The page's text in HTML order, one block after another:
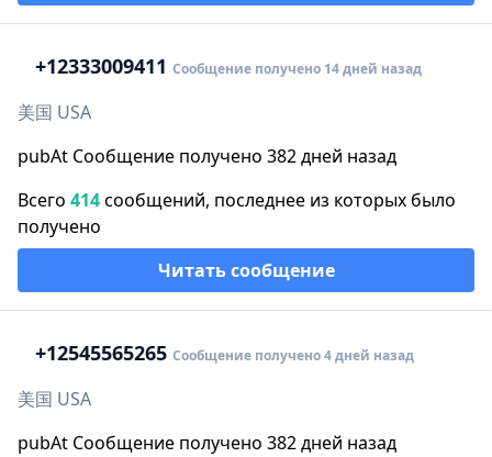
+12333009411 Сообщение получено 14 дней назад
美国 USA
pubAt Сообщение получено 382 дней назад
Всего 414сообщений, последнее из которых было
получено
Читать сообщение
+12545565265 Сообщение получено 4 дней назад
美国 USA
pubAt Сообщение получено 382 дней назад